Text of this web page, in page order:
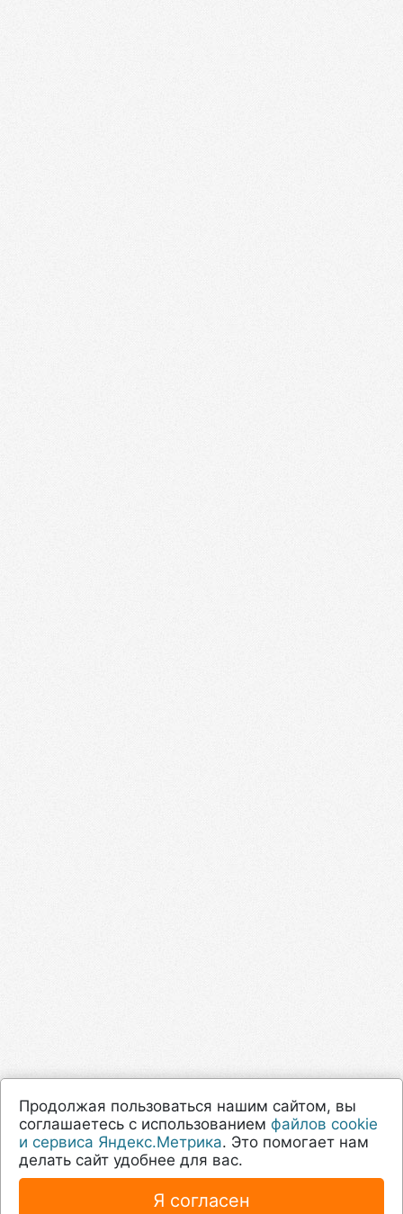
Продолжая пользоваться нашим сайтом, вы
соглашаетесь с использованием файлов cookie
и сервиса Яндекс.Метрика. Это помогает нам
делать сайт удобнее для вас.
Я согласен